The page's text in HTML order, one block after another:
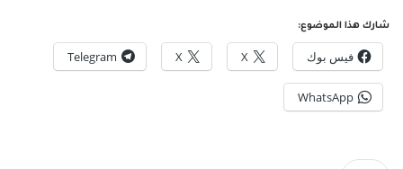
شارك هذا الموضوع:
فيس بوك X
X
Telegram
WhatsApp